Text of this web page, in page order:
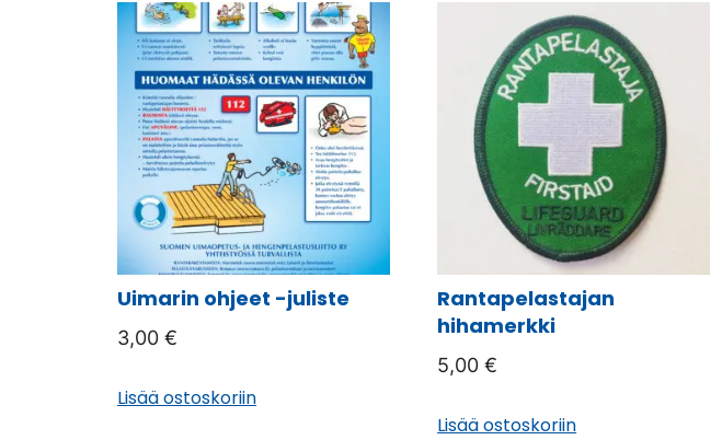
Uimarin ohjeet -juliste
3,00 €
Lisää ostoskoriin
Rantapelastajan
hihamerkki
5,00€
Lisää ostoskoriin